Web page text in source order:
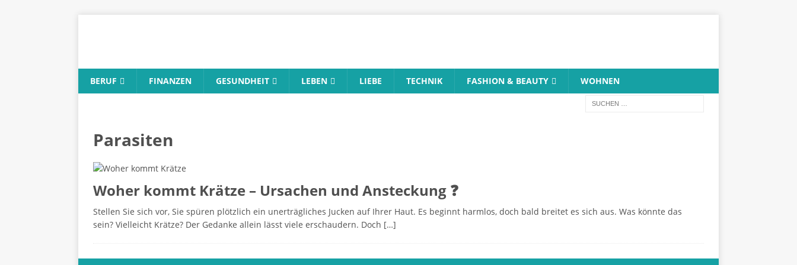
BERUF FINANZEN GESUNDHEIT LEBEN LIEBE TECHNIK FASHION & BEAUTY WOHNEN
Parasiten
Woher kommt Krätze – Ursachen und Ansteckung ❓
Stellen Sie sich vor, Sie spüren plötzlich ein unerträgliches Jucken auf Ihrer Haut. Es beginnt harmlos, doch bald breitet es sich aus. Was könnte das
sein? Vielleicht Krätze? Der Gedanke allein lässt viele erschaudern. Doch […]